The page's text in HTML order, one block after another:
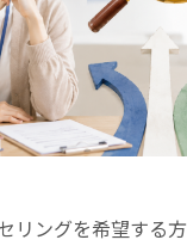
リングを希望する方